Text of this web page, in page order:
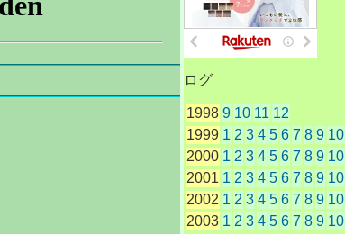
ログ
1998 9 10 11 12
1999 1 2 3 4 5 6 7 8 9 10
2000 1 2 3 4 5 6 7 8 9 10
2001 1 2 3 4 5 6 7 8 9 10
2002 1 2 3 4 5 6 7 8 9 10
2003 1 2 3 4 5 6 7 8 9 10